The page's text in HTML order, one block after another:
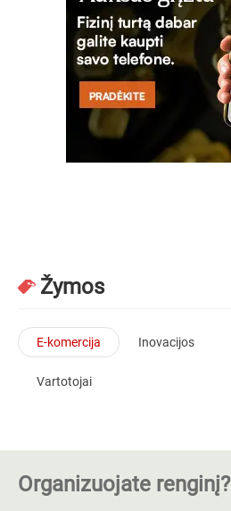
Žymos
E-komercija Inovacijos
Vartotojai
Organizuojate renginį?